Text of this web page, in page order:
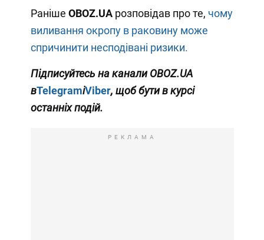
Раніше OBOZ.UA розповідав про те, чому
виливання окропу в раковину може
спричинити несподівані ризики.
Підписуйтесь на каналиOBOZ.UA
вTelegramіViber, щоб бути в курсі
останніх подій.
РЕКЛАМА